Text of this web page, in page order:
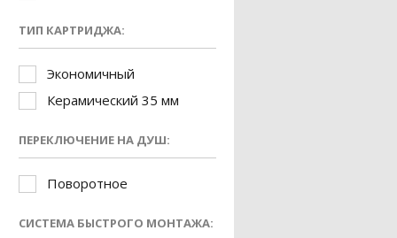
ТИП КАРТРИДЖА:
Экономичный
Керамический 35 мм
ПЕРЕКЛЮЧЕНИЕ НА ДУШ:
Поворотное
СИСТЕМА БЫСТРОГО МОНТАЖА: